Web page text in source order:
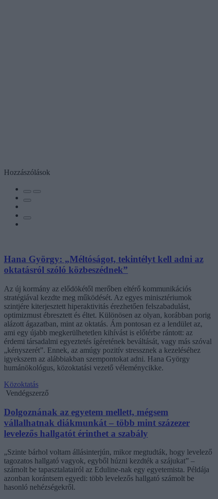
Hozzászólások
Hana György: „Méltóságot, tekintélyt kell adni az
oktatásról szóló közbeszédnek”
Az új kormány az elődökétől merőben eltérő kommunikációs
stratégiával kezdte meg működését. Az egyes minisztériumok
szintjére kiterjesztett hiperaktivitás érezhetően felszabadulást,
optimizmust ébresztett és éltet. Különösen az olyan, korábban porig
alázott ágazatban, mint az oktatás. Ám pontosan ez a lendület az,
ami egy újabb megkerülhetetlen kihívást is előtérbe rántott: az
érdemi társadalmi egyeztetés ígéretének beváltását, vagy más szóval
„kényszerét”. Ennek, az amúgy pozitív stressznek a kezeléséhez
igyekszem az alábbiakban szempontokat adni. Hana György
humánökológus, közoktatási vezető véleménycikke.
Közoktatás
Vendégszerző
Dolgoznának az egyetem mellett, mégsem
vállalhatnak diákmunkát – több mint százezer
levelezős hallgatót érinthet a szabály
„Szinte bárhol voltam állásinterjún, mikor megtudták, hogy levelező
tagozatos hallgató vagyok, egyből húzni kezdték a szájukat” –
számolt be tapasztalatairól az Eduline-nak egy egyetemista. Példája
azonban korántsem egyedi: több levelezős hallgató számolt be
hasonló nehézségekről.